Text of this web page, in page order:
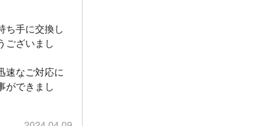
ち手に交換し
ございまし
速なご対応に
ができまし